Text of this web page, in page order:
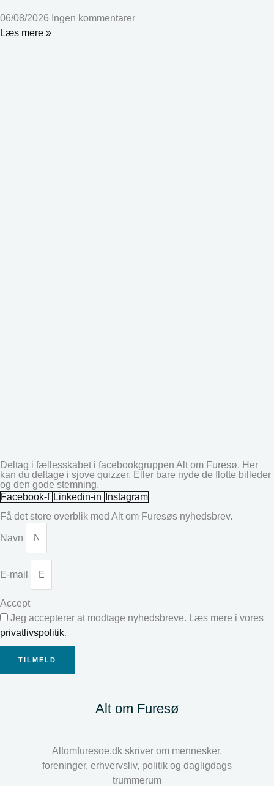
06/08/2026 Ingen kommentarer
Læs mere »
Deltag i fællesskabet i facebookgruppen Alt om Furesø. Her
kan du deltage i sjove quizzer. Eller bare nyde de flotte billeder
og den gode stemning.
Facebook-f Linkedin-in
Instagram
Få det store overblik med Alt om Furesøs nyhedsbrev.
Navn
E-mail
Accept
Jeg accepterer at modtage nyhedsbreve. Læs mere i vores
privatlivspolitik.
TILMELD
Alt om Furesø
Altomfuresoe.dk skriver om mennesker,
foreninger, erhvervsliv, politik og dagligdags
trummerum